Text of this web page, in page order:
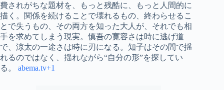
費されがちな題材を、もっと残酷に、もっと人間的に
描く。関係を続けることで壊れるもの、終わらせるこ
とで失うもの、その両方を知った大人が、それでも相
手を求めてしまう現実。慎吾の寛容さは時に逃げ道
で、涼太の一途さは時に刃になる。知子はその間で揺
れるのではなく、揺れながら“自分の形”を探してい
る。 abema.tv+1